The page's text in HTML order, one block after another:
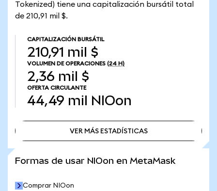
Tokenized) tiene una capitalización bursátil total
de 210,91 mil $.
CAPITALIZACIÓN BURSÁTIL
210,91 mil $
VOLUMEN DE OPERACIONES (24 H)
2,36 mil $
OFERTA CIRCULANTE
44,49 mil NIOon
VER MÁS ESTADÍSTICAS
Formas de usar NIOon en MetaMask
Comprar NIOon